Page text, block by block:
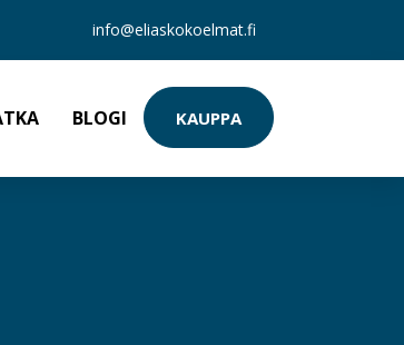
info@eliaskokoelmat.fi
BLOGI KAUPPA